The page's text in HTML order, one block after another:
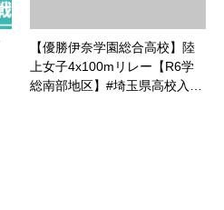
【優勝伊奈学園総合高校】陸
上女子4x100mリレー【R6学
総南部地区】#埼玉県高校入…